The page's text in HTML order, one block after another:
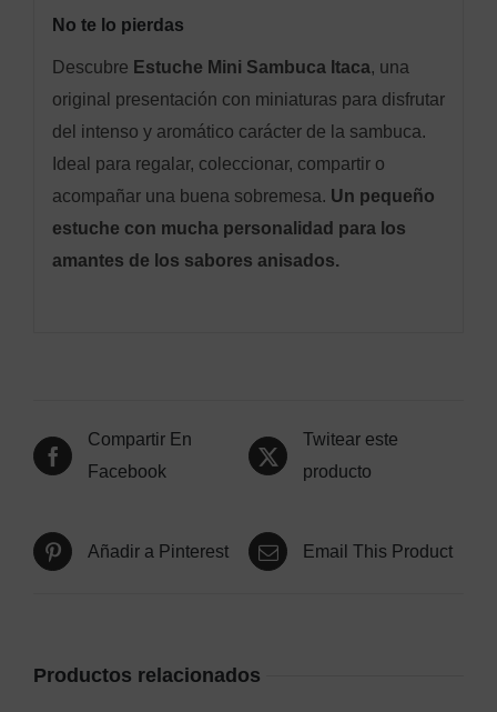
No te lo pierdas
Descubre Estuche Mini Sambuca Itaca, una
original presentación con miniaturas para disfrutar
del intenso y aromático carácter de la sambuca.
Ideal para regalar, coleccionar, compartir o
acompañar una buena sobremesa. Un pequeño
estuche con mucha personalidad para los
amantes de los sabores anisados.
Compartir En
Facebook
Twitear este
producto
Añadir a Pinterest Email This Product
Productos relacionados